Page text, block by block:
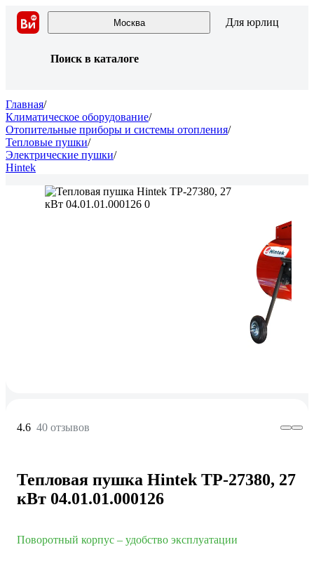
Москва Для юрлиц
Поиск в каталоге
Главная/
Климатическое оборудование/
Отопительные приборы и системы отопления/
Тепловые пушки/
Электрические пушки/
Hintek
4.6 40 отзывов
Тепловая пушка Hintek TP-27380, 27
кВт 04.01.01.000126
Поворотный корпус – удобство эксплуатации